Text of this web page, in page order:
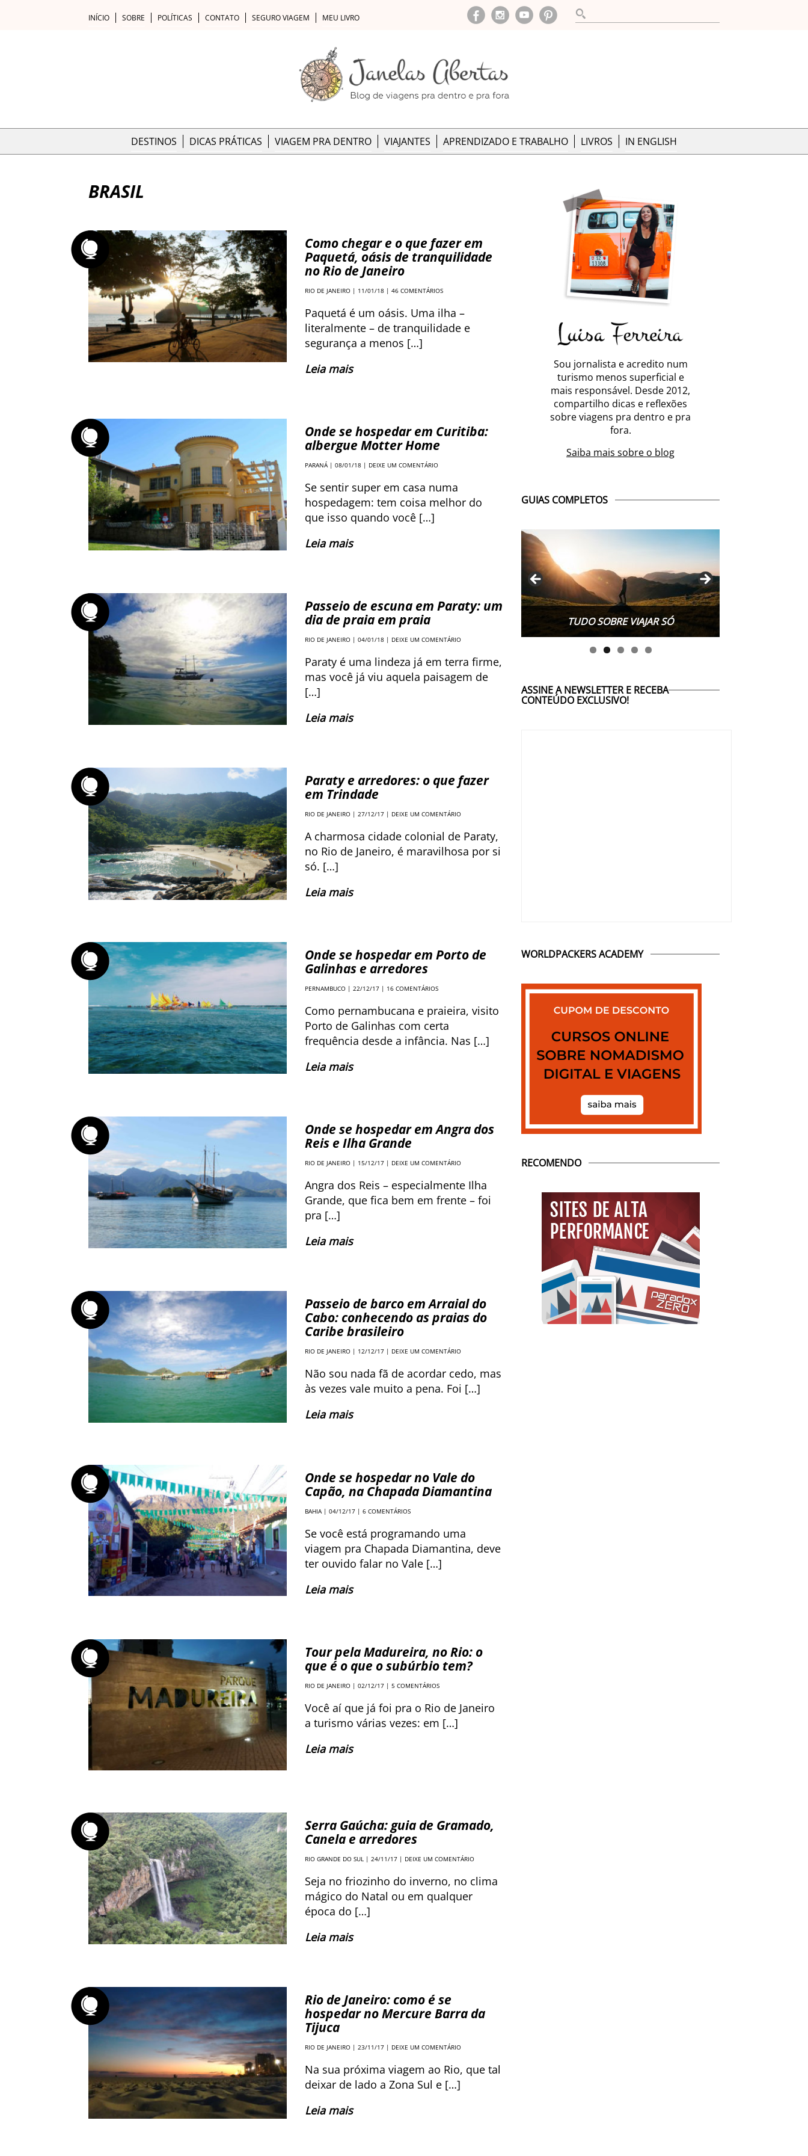
INÍCIO SOBRE POLÍTICAS CONTATO SEGURO VIAGEM MEU LIVRO
DESTINOS DICAS PRÁTICAS VIAGEM PRA DENTRO VIAJANTES APRENDIZADO E TRABALHO LIVROS IN ENGLISH
BRASIL
Como chegar e o que fazer em
Paquetá, oásis de tranquilidade
no Rio de Janeiro
RIO DE JANEIRO | 11/01/18 | 46 COMENTÁRIOS
Paquetá é um oásis. Uma ilha –
literalmente – de tranquilidade e
segurança a menos […]
Leia mais
Onde se hospedar em Curitiba:
albergue Motter Home
PARANÁ| 08/01/18 | DEIXE UM COMENTÁRIO
Se sentir super em casa numa
hospedagem: tem coisa melhor do
que isso quando você […]
Leia mais
Passeio de escuna em Paraty: um
dia de praia em praia
RIO DE JANEIRO | 04/01/18 | DEIXE UM COMENTÁRIO
Paraty é uma lindeza já em terra firme,
mas você já viu aquela paisagem de
[…]
Leia mais
Paraty e arredores: o que fazer
em Trindade
RIO DE JANEIRO | 27/12/17 | DEIXE UM COMENTÁRIO
A charmosa cidade colonial de Paraty,
no Rio de Janeiro, é maravilhosa por si
só. […]
Leia mais
Onde se hospedar em Porto de
Galinhas e arredores
PERNAMBUCO | 22/12/17 | 16 COMENTÁRIOS
Como pernambucana e praieira, visito
Porto de Galinhas com certa
frequência desde a infância. Nas […]
Leia mais
Onde se hospedar em Angra dos
Reis e Ilha Grande
RIO DE JANEIRO | 15/12/17 | DEIXE UM COMENTÁRIO
Angra dos Reis – especialmente Ilha
Grande, que fica bem em frente – foi
pra […]
Leia mais
Passeio de barco em Arraial do
Cabo: conhecendo as praias do
Caribe brasileiro
RIO DE JANEIRO | 12/12/17 | DEIXE UM COMENTÁRIO
Não sou nada fã de acordar cedo, mas
às vezes vale muito a pena. Foi […]
Leia mais
Onde se hospedar no Vale do
Capão, na Chapada Diamantina
BAHIA | 04/12/17 | 6 COMENTÁRIOS
Se você está programando uma
viagem pra Chapada Diamantina, deve
ter ouvido falar no Vale […]
Leia mais
Tour pela Madureira, no Rio: o
que é o que o subúrbio tem?
RIO DE JANEIRO | 02/12/17 | 5 COMENTÁRIOS
Você aí que já foi pra o Rio de Janeiro
a turismo várias vezes: em […]
Leia mais
Serra Gaúcha: guia de Gramado,
Canela e arredores
RIO GRANDE DO SUL | 24/11/17 | DEIXE UM COMENTÁRIO
Seja no friozinho do inverno, no clima
mágico do Natal ou em qualquer
época do […]
Leia mais
Rio de Janeiro: como é se
hospedar no Mercure Barra da
Tijuca
RIO DE JANEIRO | 23/11/17 | DEIXE UM COMENTÁRIO
Na sua próxima viagem ao Rio, que tal
deixar de lado a Zona Sul e […]
Leia mais
Sou jornalista e acredito num
turismo menos superficial e
mais responsável. Desde 2012,
compartilho dicas e reflexões
sobre viagens pra dentro e pra
fora.
Saiba mais sobre o blog
GUIAS COMPLETOS
TUDO SOBRE WORK EXCHANGE
ASSINE A NEWSLETTER E RECEBA
CONTEÚDO EXCLUSIVO!
WORLDPACKERS ACADEMY
RECOMENDO